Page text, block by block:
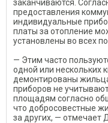
заканчиваются.
предоставления
индивидуальные
платы за отопление
установлены во всех
— Этим часто
одной или нескольких
демонтированы
приборов не
площадям согласно
что добросовестные
за других, — отмечает